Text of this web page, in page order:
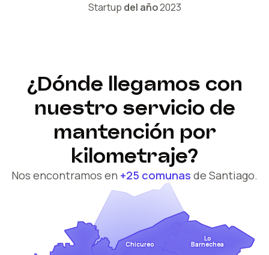
Startup del año2023
Chicureo
Lo
Barnechea
¿Dónde llegamos con
nuestro servicio de
mantención por
kilometraje?
Nos encontramos en +25 comunas de Santiago.